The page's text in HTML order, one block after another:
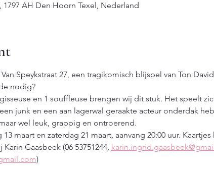
AH Den Hoorn Texel, Nederland
Speykstraat 27, een tragikomisch blijspel van Ton
nodig?
en 1 souffleuse brengen wij dit stuk. Het speelt
junk en een aan lagerwal geraakte acteur onderdak
wel leuk, grappig en ontroerend.
maart en zaterdag 21 maart, aanvang 20:00 uur.
Gaasbeek (06 53751244,
)